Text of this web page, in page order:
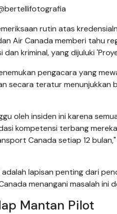
rutin atas
Air Canada memberi tahu
dan kriminal, yang dijuluki
pengacara yang
secara teratur
oleh insiden ini karena
kompetensi terbang
Canada setiap 12
adalah lapisan penting dari
menangani masalah
Mantan Pilot